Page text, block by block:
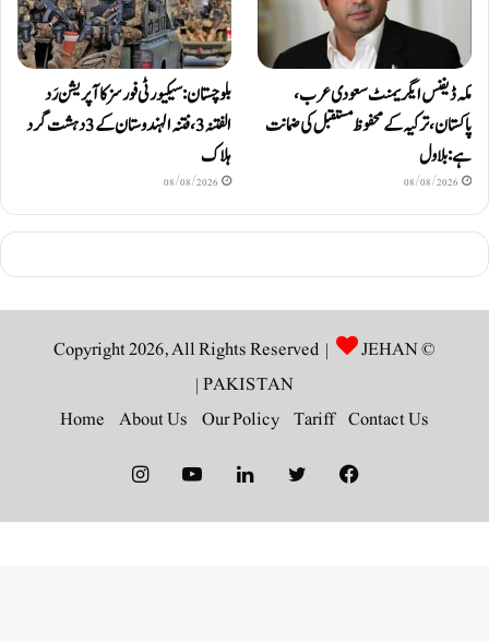
مکہ ڈیفنس ایگریمنٹ سعودی عرب،
پاکستان، ترکیہ کے محفوظ مستقبل کی ضمانت
ہے: بلاول
08/08/2026
بلوچستان: سیکیورٹی فورسز کا آپریشن رَد
الفتنہ 3، فتنہ الہندوستان کے 3 دہشت گرد
ہلاک
08/08/2026
© Copyright 2026, All Rights Reserved |
JEHAN
PAKISTAN
|
Contact Us
Tariff
Our Policy
About Us
Home
Facebook
Twitter
LinkedIn
YouTube
Instagram